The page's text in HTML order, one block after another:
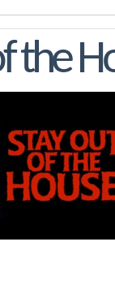
the